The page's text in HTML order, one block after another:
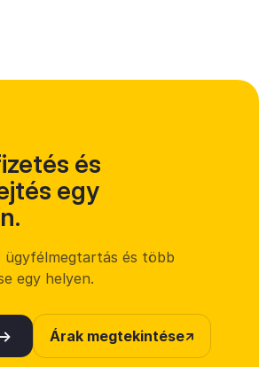
és
egy
ügyfélmegtartás és több
egy helyen.
Árak megtekintése